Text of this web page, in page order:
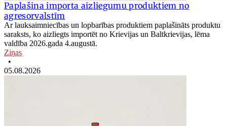
Paplašina importa aizliegumu produktiem no
agresorvalstīm
Ar lauksaimniecības un lopbarības produktiem paplašināts produktu
saraksts, ko aizliegts importēt no Krievijas un Baltkrievijas, lēma
valdība 2026.gada 4.augustā.
Ziņas
•
05.08.2026